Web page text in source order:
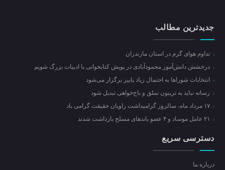
جدیدترین مطالب
تداوم هوای گرم در استان مازندران
درخشش دانش‌آموز محمودآبادی در پویش کتابخوانی با ادبیات بزرگ شویم
انتخابات شوراها به احتمال زیاد پاییز برگزار می‌شود
رسانه نباید به تریبون تملق و باج‌خواهی تبدیل شود
۱۷ مرداد ماه، سالروز گرامیداشت راویان حقیقت گرامی باد
دسترسی سریع
درباره ما